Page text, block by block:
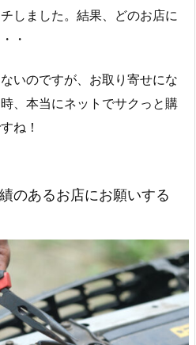
しました。結果、どのお店に
・
いのですが、お取り寄せにな
、本当にネットでサクっと購
ね！
のあるお店にお願いする